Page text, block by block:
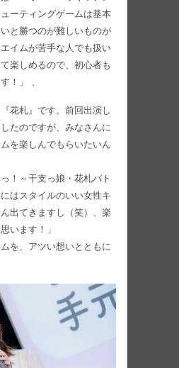
ーティングゲームは基本
と勝つのが難しいものが
イムが苦手な人でも扱い
楽しめるので、初心者も
！」 、
花札』です。前回出演し
たのですが、みなさんに
を楽しんでもらいたいん
！～干支っ娘・花札バト
はスタイルのいい女性キ
出てきますし（笑）、楽
います！」
を、アツい想いとともに